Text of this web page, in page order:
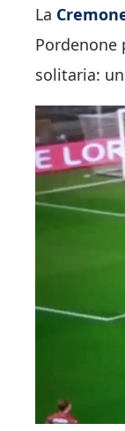
La
Pordenone
solitaria: